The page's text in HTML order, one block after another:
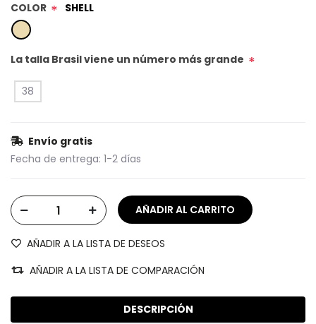
COLOR * SHELL
La talla Brasil viene un número más grande *
38
Envío gratis
Fecha de entrega: 1-2 días
AÑADIR A LA LISTA DE DESEOS
AÑADIR A LA LISTA DE COMPARACIÓN
DESCRIPCIÓN